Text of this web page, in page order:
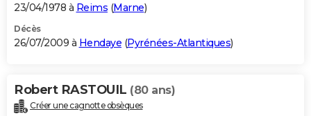
23/04/1978 à Reims (Marne)
Décès
26/07/2009 à Hendaye (Pyrénées-Atlantiques)
Robert RASTOUIL (80 ans)
Créer une cagnotte obsèques